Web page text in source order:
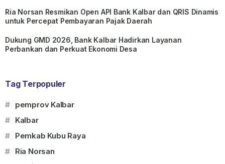
Ria Norsan Resmikan Open API Bank Kalbar dan QRIS Dinamis
untuk Percepat Pembayaran Pajak Daerah
Dukung GMD 2026, Bank Kalbar Hadirkan Layanan
Perbankan dan Perkuat Ekonomi Desa
Tag Terpopuler
# pemprov Kalbar
# Kalbar
# Pemkab Kubu Raya
# Ria Norsan